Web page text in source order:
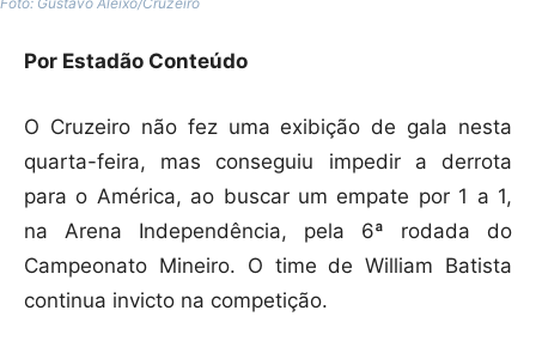
Por Estadão Conteúdo
O Cruzeiro não fez uma exibição de gala nesta
quarta-feira, mas conseguiu impedir a derrota
para o América, ao buscar um empate por 1 a 1,
na Arena Independência, pela 6ª rodada do
Campeonato Mineiro. O time de William Batista
continua invicto na competição.